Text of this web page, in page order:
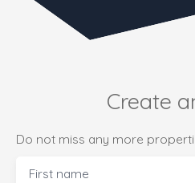
Create
Do not miss any more
First name